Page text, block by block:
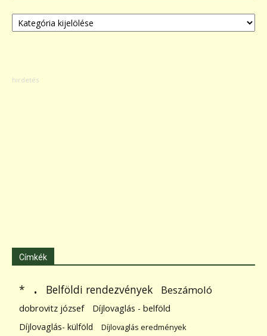
Kategóriák
Címkék
* . Belföldi rendezvények Beszámoló
dobrovitz józsef
Díjlovaglás - belföld
Díjlovaglás- külföld
Díjlovaglás eredmények